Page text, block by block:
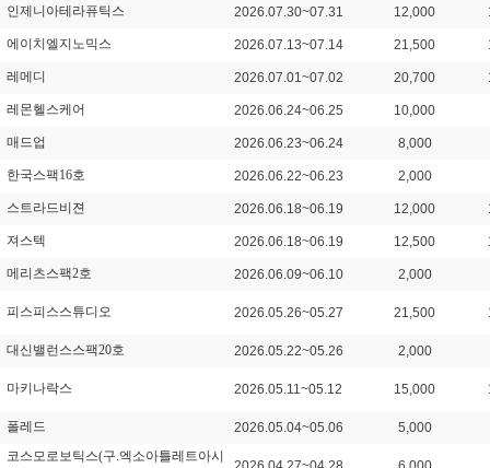
인제니아테라퓨틱스 2026.07.30~07.31 12,000
에이치엘지노믹스 2026.07.13~07.14 21,500
레메디 2026.07.01~07.02 20,700
레몬헬스케어 2026.06.24~06.25 10,000
매드업 2026.06.23~06.24 8,000
한국스팩16호 2026.06.22~06.23 2,000
스트라드비젼 2026.06.18~06.19 12,000
져스텍 2026.06.18~06.19 12,500
메리츠스팩2호 2026.06.09~06.10 2,000
피스피스스튜디오 2026.05.26~05.27 21,500
대신밸런스스팩20호 2026.05.22~05.26 2,000
마키나락스 2026.05.11~05.12 15,000
폴레드 2026.05.04~05.06
5,000
코스모로보틱스(구.엑소아틀레트아시